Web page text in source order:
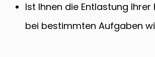
Ist Ihnen die Entlastung Ihrer
bei bestimmten Aufgaben